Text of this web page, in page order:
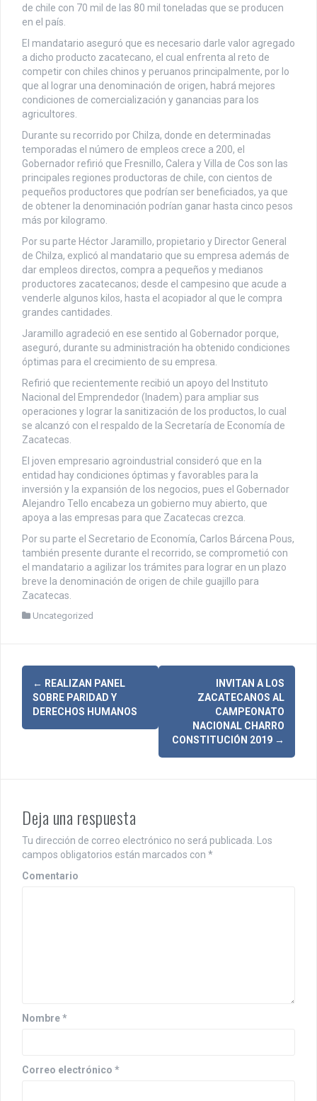
de chile con 70 mil de las 80 mil toneladas que se producen
en el país.
El mandatario aseguró que es necesario darle valor agregado
a dicho producto zacatecano, el cual enfrenta al reto de
competir con chiles chinos y peruanos principalmente, por lo
que al lograr una denominación de origen, habrá mejores
condiciones de comercialización y ganancias para los
agricultores.
Durante su recorrido por Chilza, donde en determinadas
temporadas el número de empleos crece a 200, el
Gobernador refirió que Fresnillo, Calera y Villa de Cos son las
principales regiones productoras de chile, con cientos de
pequeños productores que podrían ser beneficiados, ya que
de obtener la denominación podrían ganar hasta cinco pesos
más por kilogramo.
Por su parte Héctor Jaramillo, propietario y Director General
de Chilza, explicó al mandatario que su empresa además de
dar empleos directos, compra a pequeños y medianos
productores zacatecanos; desde el campesino que acude a
venderle algunos kilos, hasta el acopiador al que le compra
grandes cantidades.
Jaramillo agradeció en ese sentido al Gobernador porque,
aseguró, durante su administración ha obtenido condiciones
óptimas para el crecimiento de su empresa.
Refirió que recientemente recibió un apoyo del Instituto
Nacional del Emprendedor (Inadem) para ampliar sus
operaciones y lograr la sanitización de los productos, lo cual
se alcanzó con el respaldo de la Secretaría de Economía de
Zacatecas.
El joven empresario agroindustrial consideró que en la
entidad hay condiciones óptimas y favorables para la
inversión y la expansión de los negocios, pues el Gobernador
Alejandro Tello encabeza un gobierno muy abierto, que
apoya a las empresas para que Zacatecas crezca.
Por su parte el Secretario de Economía, Carlos Bárcena Pous,
también presente durante el recorrido, se comprometió con
el mandatario a agilizar los trámites para lograr en un plazo
breve la denominación de origen de chile guajillo para
Zacatecas.
Uncategorized
N
a
c
i
ó
n
r
← REALIZAN PANEL
SOBRE PARIDAD Y
DERECHOS HUMANOS
INVITAN A LOS
ZACATECANOS AL
CAMPEONATO
NACIONAL CHARRO
CONSTITUCIÓN 2019 →
Deja una respuesta
Tu dirección de correo electrónico no será publicada.
Los
campos obligatorios están marcados con *
Comentario
Nombre*
Correo electrónico *